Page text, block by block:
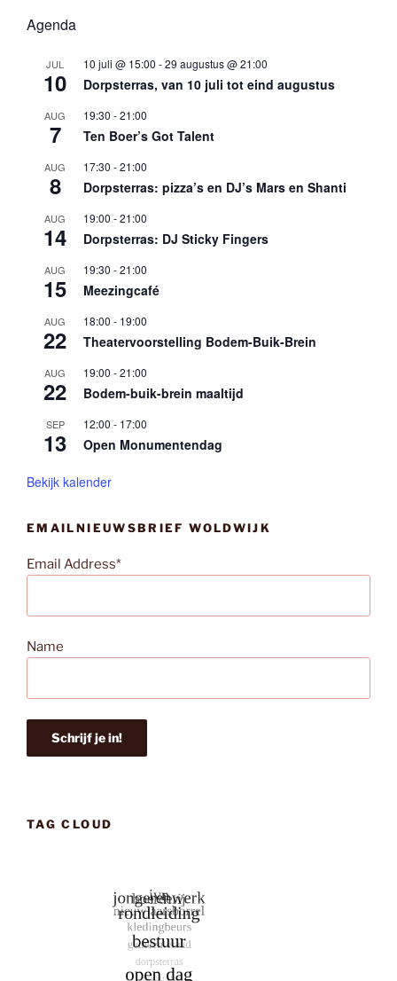
Agenda
JUL
10
10 juli @ 15:00 -29 augustus @ 21:00
Dorpsterras, van 10 juli tot eind augustus
AUG
7
19:30 -21:00
Ten Boer’s Got Talent
AUG
8
17:30 -21:00
Dorpsterras: pizza’s en DJ’s Mars en Shanti
AUG
14
19:00 -21:00
Dorpsterras: DJ Sticky Fingers
AUG
15
19:30 -21:00
Meezingcafé
AUG
22
18:00 - 19:00
Theatervoorstelling Bodem-Buik-Brein
AUG
22
19:00 -21:00
Bodem-buik-brein maaltijd
SEP
13
12:00 - 17:00
Open Monumentendag
Bekijk kalender
EMAILNIEUWSBRIEF WOLDWIJK
Email Address*
Name
TAG CLOUD